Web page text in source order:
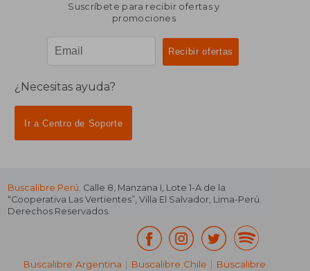
Suscríbete para recibir ofertas y
promociones
¿Necesitas ayuda?
Ir a Centro de Soporte
Buscalibre Perú. Calle 8, Manzana I, Lote 1-A de la
“Cooperativa Las Vertientes”, Villa El Salvador, Lima-Perú.
Derechos Reservados.
Buscalibre Argentina | Buscalibre Chile | Buscalibre